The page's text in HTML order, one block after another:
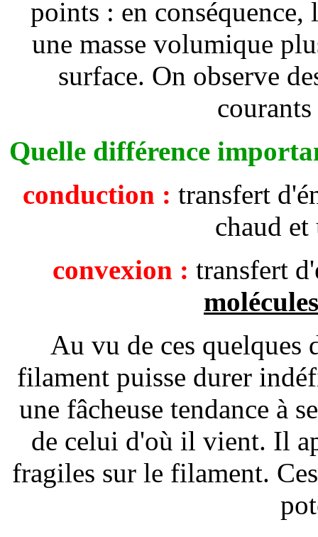
points : en
une masse volumique
surface. On observe
Quelle différence
conduction : transfert
chaud
convexion : transfert
molécules
Au vu de ces quelques
filament puisse durer
une fâcheuse tendance à
de celui d'où il vient. Il
fragiles sur le filament.